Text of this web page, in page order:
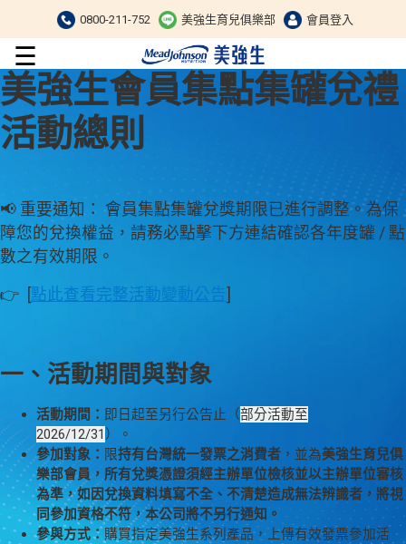
0800-211-752 美強生育兒俱樂部 會員登入
☰
美強生會員集點集罐兌禮
活動總則
📢 重要通知： 會員集點集罐兌獎期限已進行調整。為保
障您的兌換權益，請務必點擊下方連結確認各年度罐 / 點
數之有效期限。
👉 [ 點此查看完整活動變動公告
一、活動期間與對象
活動期間： 即日起至另行公告止（部分活動至
2026/12/31 ）。
參加對象： 限持有台灣統一發票之消費者 ，並為美強生育兒俱
樂部會員，所有兌獎憑證須經主辦單位檢核並以主辦單位審核
為準，如因兌換資料填寫不全、不清楚造成無法辨識者，將視
同參加資格不符，本公司將不另行通知。
參與方式：購買指定美強生系列產品，上傳有效發票參加活